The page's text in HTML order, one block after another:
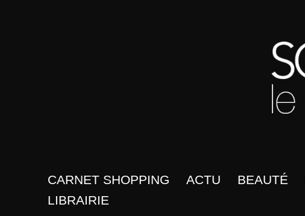
CARNET SHOPPING ACTU BEAUTÉ
LIBRAIRIE